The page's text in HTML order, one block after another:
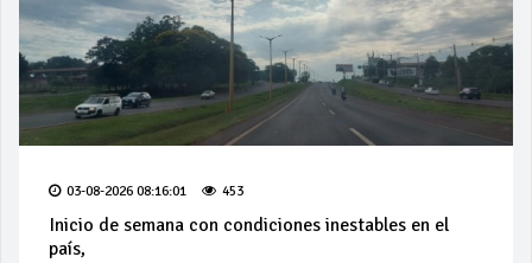
03-08-2026 08:16:01 453
Inicio de semana con condiciones inestables en el
país,